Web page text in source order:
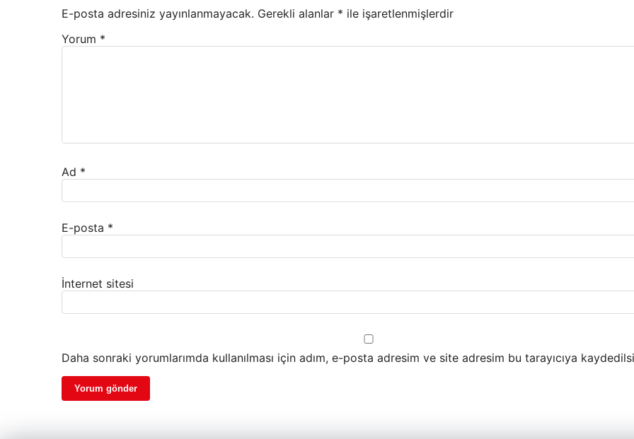
E-posta adresiniz yayınlanmayacak. Gerekli alanlar * ile işaretlenmişlerdir
Yorum *
Ad *
E-posta *
İnternet sitesi
Daha sonraki yorumlarımda kullanılması için adım, e-posta adresim ve site adresim bu tarayıcıya